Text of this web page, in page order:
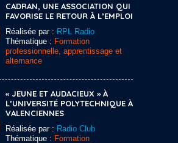
CADRAN, UNE ASSOCIATION QUI
FAVORISE LE RETOUR À L’EMPLOI
Réalisée par : RPL Radio
Thématique : Formation
professionnelle, apprentissage et
alternance
« JEUNE ET AUDACIEUX » À
L’UNIVERSITÉ POLYTECHNIQUE À
VALENCIENNES
Réalisée par : Radio Club
Thématique : Formation